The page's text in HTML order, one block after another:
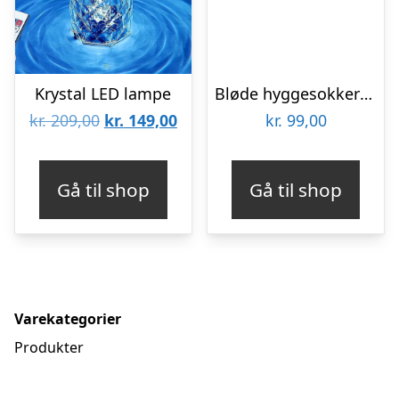
Krystal LED lampe
kr.209,00 Den
kr. 209,00.
kr. 149,00Den
kr. 149,00.
Gå til shop
Bløde hyggesokker til kolde fødder – onesize – Sort
kr. 99,00
Gå til shop
Varekategorier
Produkter